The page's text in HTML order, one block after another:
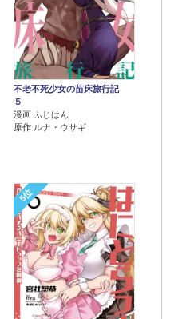
不老不死少女の苗床旅行記
５
漫画 ふじはん
原作 ルナ・ウサギ
5位